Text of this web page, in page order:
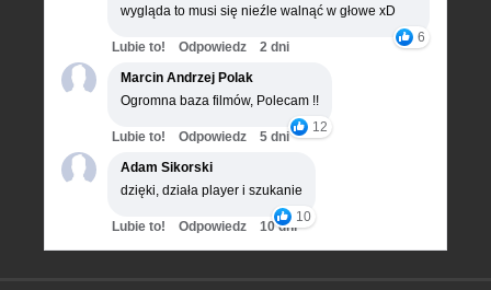
wygląda to musi się nieźle walnąć w głowe xD
6
Lubie to! Odpowiedz
2 dni
Marcin Andrzej Polak
Ogromna baza filmów, Polecam !!
12
Lubie to! Odpowiedz
5 dni
Adam Sikorski
dzięki, działa player i szukanie
10
Lubie to! Odpowiedz 10 dni